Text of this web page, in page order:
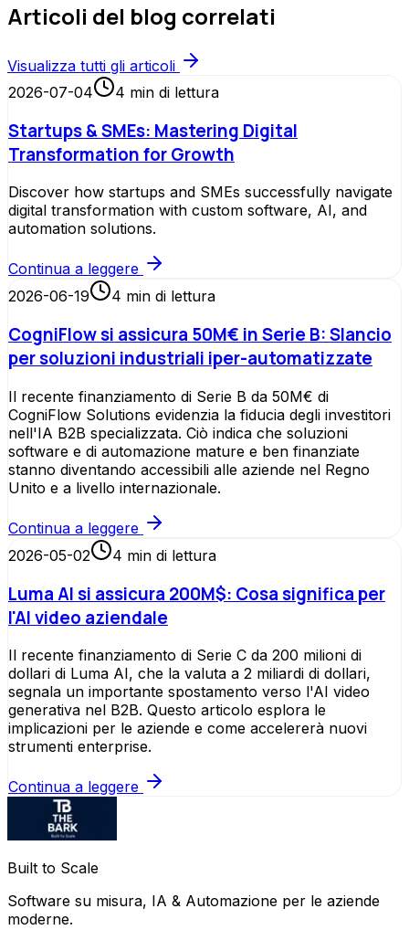
Articoli del blog correlati
Visualizza tutti gli articoli
2026-07-04
4 min di lettura
Startups & SMEs: Mastering Digital
Transformation for Growth
Discover how startups and SMEs successfully navigate
digital transformation with custom software, AI, and
automation solutions.
Continua a leggere
2026-06-19
4 min di lettura
CogniFlow si assicura 50M€ in Serie B: Slancio
per soluzioni industriali iper-automatizzate
Il recente finanziamento di Serie B da 50M€ di
CogniFlow Solutions evidenzia la fiducia degli investitori
nell'IA B2B specializzata. Ciò indica che soluzioni
software e di automazione mature e ben finanziate
stanno diventando accessibili alle aziende nel Regno
Unito e a livello internazionale.
Continua a leggere
2026-05-02
4 min di lettura
Luma AI si assicura 200M$: Cosa significa per
l'AI video aziendale
Il recente finanziamento di Serie C da 200 milioni di
dollari di Luma AI, che la valuta a 2 miliardi di dollari,
segnala un importante spostamento verso l'AI video
generativa nel B2B. Questo articolo esplora le
implicazioni per le aziende e come accelererà nuovi
strumenti enterprise.
Continua a leggere
Built to Scale
Software su misura, IA & Automazione per le aziende
moderne.